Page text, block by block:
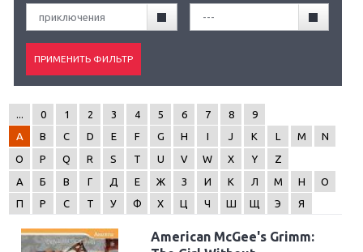
приключения ---
0 1 2 3 4 5 6 7 8
9
A
B C D E F G H I J K L M
N
O
P Q R S T U V W X Y
Z
А
Б В Г Д Е Ж З И К Л М Н
О
П
Р С Т У Ф Х Ц Ч Ш Щ Э Я
American McGee's Grimm: